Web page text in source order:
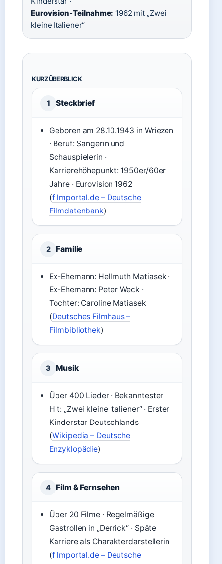
Eurovision-Teilnahme: 1962 mit „Zwei
kleine Italiener“
KURZÜBERBLICK
1 Steckbrief
Geboren am 28.10.1943 in Wriezen
· Beruf: Sängerin und
Schauspielerin ·
Karrierehöhepunkt: 1950er/60er
Jahre · Eurovision 1962
(filmportal.de – Deutsche
Filmdatenbank)
2 Familie
Ex-Ehemann: Hellmuth Matiasek ·
Ex-Ehemann: Peter Weck ·
Tochter: Caroline Matiasek
(Deutsches Filmhaus –
Filmbibliothek)
3 Musik
Über 400 Lieder · Bekanntester
Hit: „Zwei kleine Italiener“ · Erster
Kinderstar Deutschlands
(Wikipedia – Deutsche
Enzyklopädie)
4 Film & Fernsehen
Über 20 Filme · Regelmäßige
Gastrollen in „Derrick“ · Späte
Karriere als Charakterdarstellerin
(filmportal.de – Deutsche